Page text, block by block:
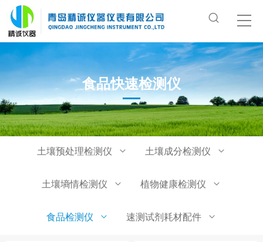
食品快速检测仪
土壤预处理检测仪 土壤成分检测仪
土壤墒情检测仪 植物健康检测仪
食品检测仪 速测试剂耗材配件